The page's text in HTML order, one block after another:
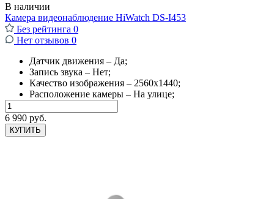
В наличии
Камера видеонаблюдение HiWatch DS-I453
Без рейтинга 0
Нет отзывов 0
Датчик движения – Да;
Запись звука – Нет;
Качество изображения – 2560x1440;
Расположение камеры – На улице;
6 990 руб.
КУПИТЬ